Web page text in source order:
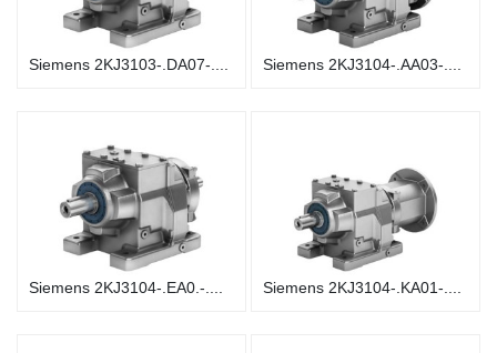
Siemens 2KJ3103-.DA07-.... Siemens 2KJ3104-.AA03-....
Siemens 2KJ3104-.EA0.-.... Siemens 2KJ3104-.KA01-....